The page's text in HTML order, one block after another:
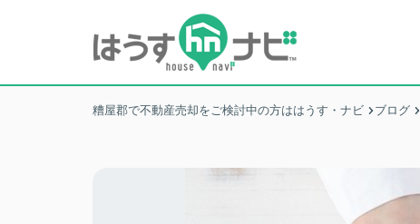
糟屋郡で不動産売却をご検討中の方ははうす・ナビ ブログ